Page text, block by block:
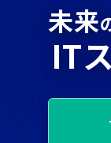
人財評価
人財育成
配置転
未来
IT